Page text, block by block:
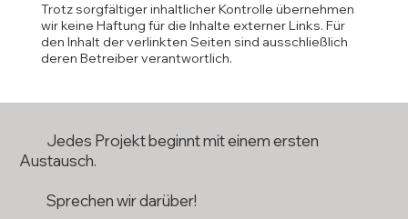
Trotz sorgfältiger inhaltlicher Kontrolle übernehmen
wir keine Haftung für die Inhalte externer Links. Für
den Inhalt der verlinkten Seiten sind ausschließlich
deren Betreiber verantwortlich.
Jedes Projekt beginnt mit einem ersten
Austausch.
Sprechen wir darüber!